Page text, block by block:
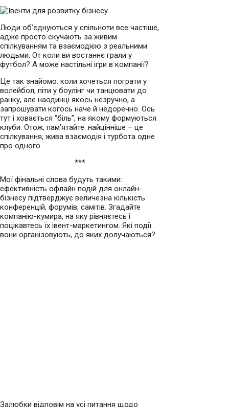
Люди об’єднуються у спільноти все частіше,
адже просто скучають за живим
спілкуванням та взаємодією з реальними
людьми. От коли ви востаннє грали у
футбол? А може настільні ігри в компанії?
Це так знайомо: коли хочеться пограти у
волейбол, піти у боулінг чи танцювати до
ранку, але наодинці якось незручно, а
запрошувати когось наче й недоречно. Ось
тут і ховається “біль”, на якому формуються
клуби. Отож, пам’ятайте: найцінніше – це
спілкування, жива взаємодія і турбота одне
про одного.
***
Мої фінальні слова будуть такими:
ефективність офлайн подій для онлайн-
бізнесу підтверджує величезна кількість
конференцій, форумів, самітів. Згадайте
компанію-кумира, на яку рівняєтесь і
поцікавтесь їх івент-маркетингом. Які події
вони організовують, до яких долучаються?
Залюбки відповім на усі питання щодо